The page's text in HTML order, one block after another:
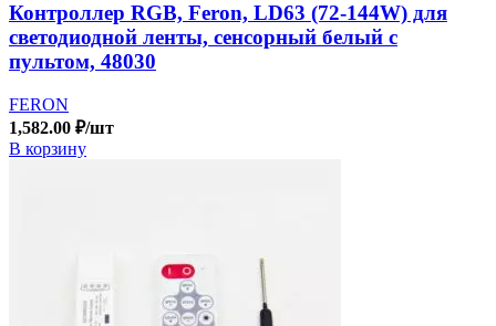
Контроллер RGB, Feron, LD63 (72-144W) для
светодиодной ленты, сенсорный белый с
пультом, 48030
FERON
1,582.00 ₽/шт
В корзину